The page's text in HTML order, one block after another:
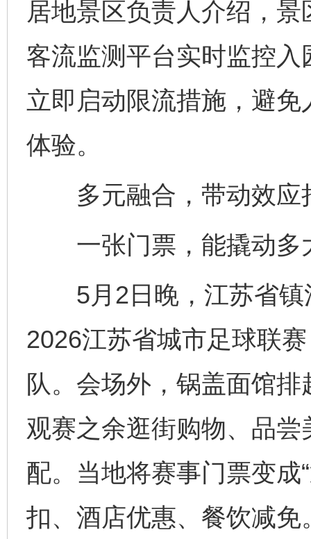
居地景区负责人介绍，
客流监测平台实时监控
立即启动限流措施，避
体验。
多元融合，带动效应
一张门票，能撬动多
5月2日晚，江苏省镇
2026江苏省城市足球联
队。会场外，锅盖面馆
观赛之余逛街购物、品
配。当地将赛事门票变成
扣、酒店优惠、餐饮减免